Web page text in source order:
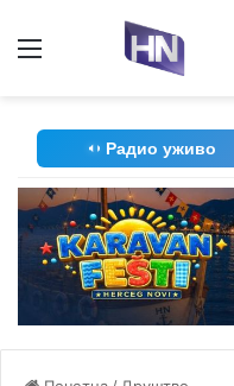
Мени
Радио уживо